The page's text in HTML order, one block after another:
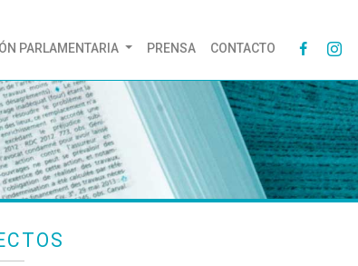
PARLAMENTARIA PRENSA CONTACTO 